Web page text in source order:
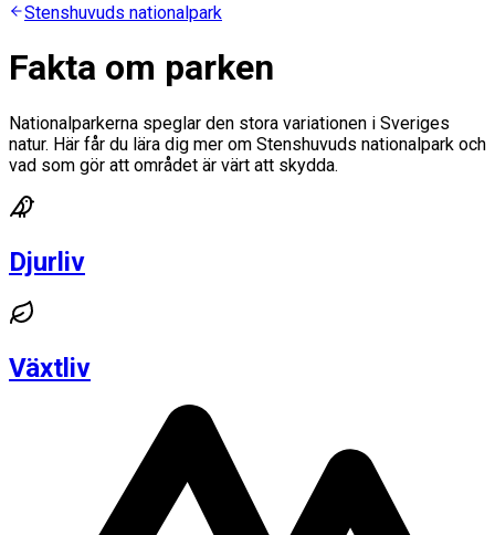
Stenshuvuds nationalpark
Fakta om parken
Nationalparkerna speglar den stora variationen i Sveriges
natur. Här får du lära dig mer om Stenshuvuds nationalpark och
vad som gör att området är värt att skydda.
Djurliv
Växtliv